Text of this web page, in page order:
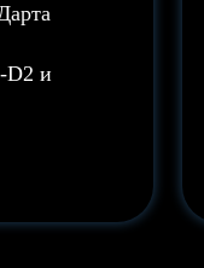
D2 и